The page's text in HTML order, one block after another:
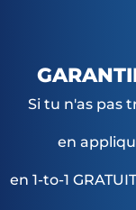
Si tu n'as pas
en
en 1-to-1